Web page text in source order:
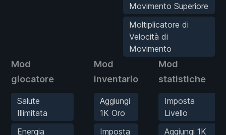
Movimento Superiore
Moltiplicatore di
Velocità di
Movimento
Mod
giocatore
Salute
Illimitata
Energia
Mod
inventario
Aggiungi
1K Oro
Imposta
Mod
statistiche
Imposta
Livello
Aggiungi 1K